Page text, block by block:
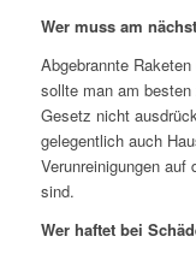
Wer muss am
Abgebrannte
sollte man am
Gesetz nicht
gelegentlich auch
Verunreinigungen
sind.
Wer haftet bei